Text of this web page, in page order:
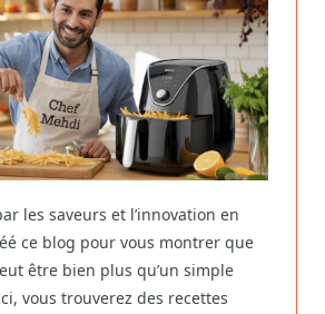
les saveurs et l’innovation en
ce blog pour vous montrer que
être bien plus qu’un simple
vous trouverez des recettes